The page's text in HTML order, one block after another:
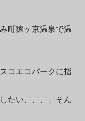
町猿ヶ京温泉で温
コエコパークに指
たい、、、」そん